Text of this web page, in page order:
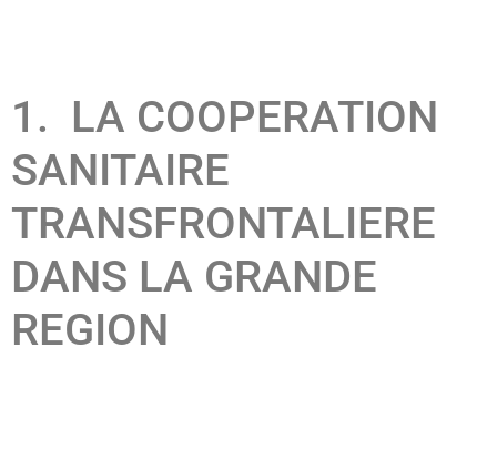
1. LA COOPERATION
SANITAIRE
TRANSFRONTALIERE
DANS LA GRANDE
REGION